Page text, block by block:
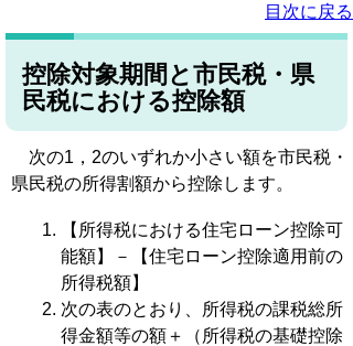
目次に戻る
控除対象期間と市民税・県
民税における控除額
次の1，2のいずれか小さい額を市民税・
県民税の所得割額から控除します。
【所得税における住宅ローン控除可
能額】－【住宅ローン控除適用前の
所得税額】
次の表のとおり、所得税の課税総所
得金額等の額＋（所得税の基礎控除